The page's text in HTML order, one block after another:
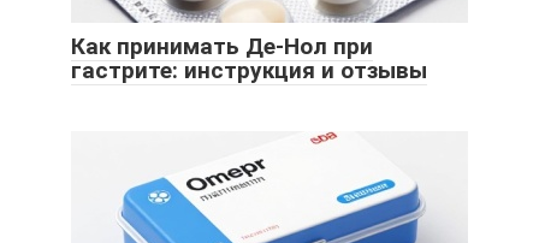
Как принимать Де-Нол при
гастрите: инструкция и отзывы